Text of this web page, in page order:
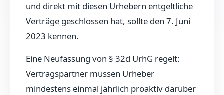
und direkt mit diesen Urhebern entgeltliche
Verträge geschlossen hat, sollte den 7. Juni
2023 kennen.
Eine Neufassung von § 32d UrhG regelt:
Vertragspartner müssen Urheber
mindestens einmal jährlich proaktiv darüber